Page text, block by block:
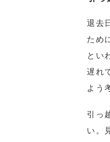
退去
ため
とい
遅れ
よう
引っ
い。